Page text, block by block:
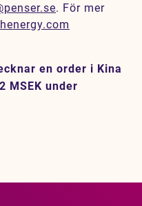
. För mer
en order i Kina
MSEK under